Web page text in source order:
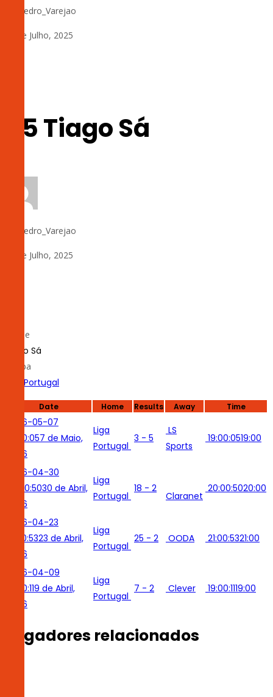
Pedro_Varejao
24 de Julho, 2025
45 Tiago Sá
Pedro_Varejao
24 de Julho, 2025
Nome
Tiago Sá
Equipa
Liga Portugal
Date Home Results Away Time
2026-05-07
19:00:057 de Maio,
2026
Liga
Portugal
3 - 5
LS
Sports
19:00:0519:00
2026-04-30
20:00:5030 de Abril,
2026
Liga
Portugal
18 - 2
Claranet
20:00:5020:00
2026-04-23
21:00:5323 de Abril,
2026
Liga
Portugal
25 - 2 OODA 21:00:5321:00
2026-04-09
19:00:119 de Abril,
2026
Liga
Portugal
7 - 2 Clever 19:00:1119:00
Jogadores relacionados